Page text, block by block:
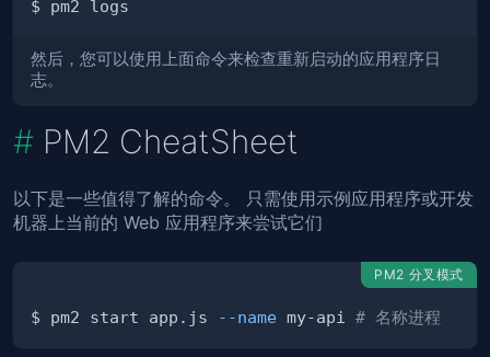
然后，您可以使用上面命令来检查重新启动的应用程序日
志。
PM2 CheatSheet
以下是一些值得了解的命令。 只需使用示例应用程序或开发
机器上当前的 Web 应用程序来尝试它们
PM2 分叉模式
$ pm2 start app.js --name my-api # 名称进程